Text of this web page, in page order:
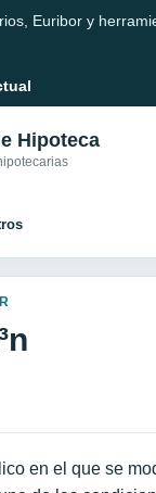
Euribor y
Hipoteca
en el que se